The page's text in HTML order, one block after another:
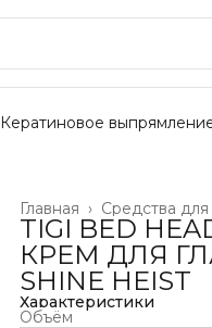
Кератиновое
Средства
Главная ›
TIGI BED
КРЕМ ДЛЯ
SHINE HEIST
Характеристики
Объём